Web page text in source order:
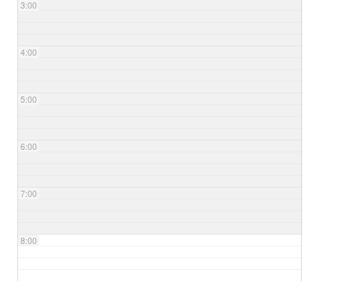
3:00
4:00
5:00
6:00
7:00
8:00